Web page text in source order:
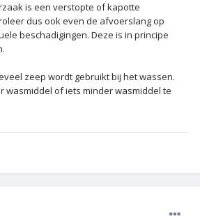
is een verstopte of kapotte
dus ook even de afvoerslang op
beschadigingen. Deze is in principe
zeep wordt gebruikt bij het wassen.
wasmiddel of iets minder wasmiddel te